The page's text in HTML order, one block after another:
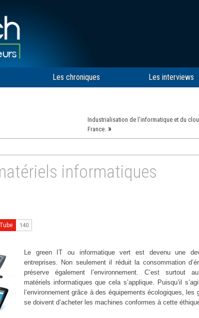
Les chroniques Les interviews
Industrialisation de l’informatique et du
France. »
informatiques
Le green IT ou informatique vert est devenu une
entreprises. Non seulement il réduit la consommation
préserve également l’environnement. C’est surtout
matériels informatiques que cela s’applique. Puisqu’il
l’environnement grâce à des équipements écologiques, les
se doivent d’acheter les machines conformes à cette